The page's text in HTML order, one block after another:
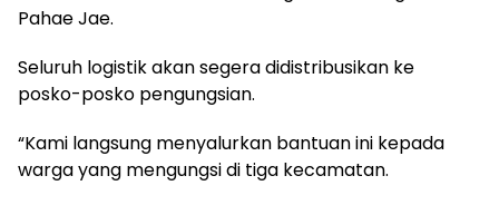
Pahae Jae.
Seluruh logistik akan segera didistribusikan ke
posko-posko pengungsian.
“Kami langsung menyalurkan bantuan ini kepada
warga yang mengungsi di tiga kecamatan.